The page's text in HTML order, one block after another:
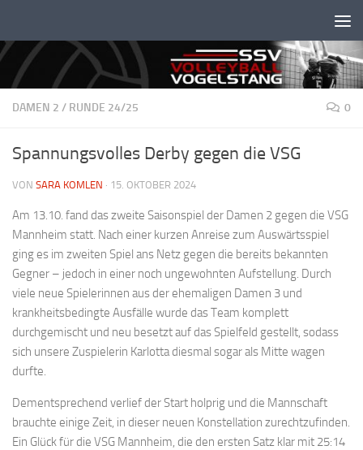
DAMEN 2 / RUNDE 24/25 0
Spannungsvolles Derby gegen die VSG
VON SARA KOMLEN · 15. OKTOBER 2024
Am 13.10. fand das zweite Saisonspiel der Damen 2 gegen die VSG
Mannheim statt. Nach einer kurzen Anreise zum Auswärtsspiel
ging es im zweiten Spiel ans Netz gegen die bereits bekannten
Gegner – jedoch in einer noch ungewohnten Aufstellung. Durch
viele neue Spielerinnen aus der ehemaligen Damen 3 und
krankheitsbedingte Ausfälle wurde das Team komplett
durchgemischt und neu besetzt auf das Spielfeld gestellt, sodass
sich unsere Zuspielerin Karlotta diesmal sogar als Mitte wagen
durfte.
Dementsprechend verlief der Start holprig und die Mannschaft
brauchte einige Zeit, in dieser neuen Konstellation zurechtzufinden.
Ein Glück für die VSG Mannheim, die den ersten Satz klar mit 25:14